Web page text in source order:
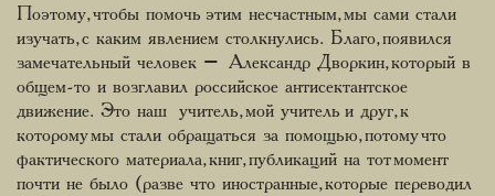
Поэтому, чтобы помочь этим несчастным, мы сами стали
изучать, с каким явлением столкнулись. Благо, появился
замечательный человек – Александр Дворкин, который в
общем-то и возглавил российское антисектантское
движение. Это наш учитель, мой учитель и друг, к
которому мы стали обращаться за помощью, потому что
фактического материала, книг, публикаций на тот момент
почти не было (разве что иностранные, которые переводил